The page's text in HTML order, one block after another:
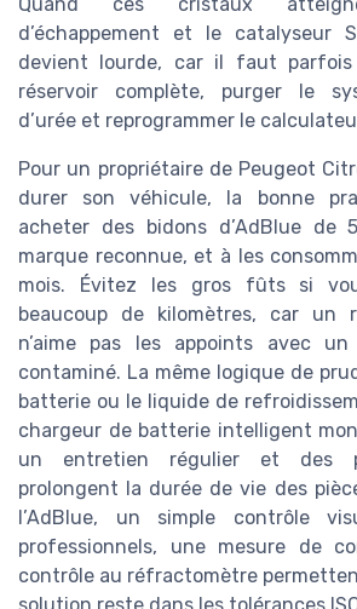
d’échappement et le catalyseur
devient lourde, car il faut parfois
réservoir complète, purger le
d’urée et reprogrammer le
Pour un propriétaire de Peugeot
durer son véhicule, la bonne
acheter des bidons d’AdBlue de
marque reconnue, et à les
mois. Évitez les gros fûts si
beaucoup de kilomètres, car un
n’aime pas les appoints avec
contaminé. La même logique de
batterie ou le liquide de
chargeur de batterie intelligent
un entretien régulier et des
prolongent la durée de vie des
l’AdBlue, un simple contrôle
professionnels, une mesure de
contrôle au réfractomètre